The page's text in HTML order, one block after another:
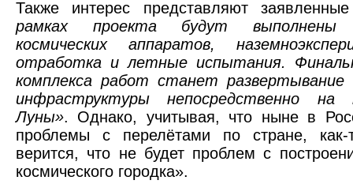
Также интерес представляют
рамках проекта будут выполнены
космических аппаратов,
отработка и летные испытания.
комплекса работ станет развертывание
инфраструктуры непосредственно на
Луны». Однако, учитывая, что ныне в
проблемы с перелётами по стране,
верится, что не будет проблем с
космического городка».